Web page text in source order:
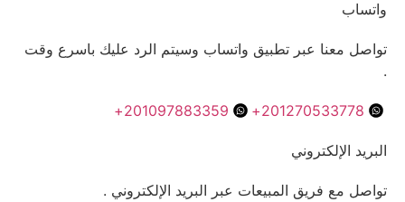
واتساب
تواصل معنا عبر تطبيق واتساب وسيتم الرد عليك باسرع وقت
.
201270533778+
201097883359+
البريد الإلكتروني
تواصل مع فريق المبيعات عبر البريد الإلكتروني .